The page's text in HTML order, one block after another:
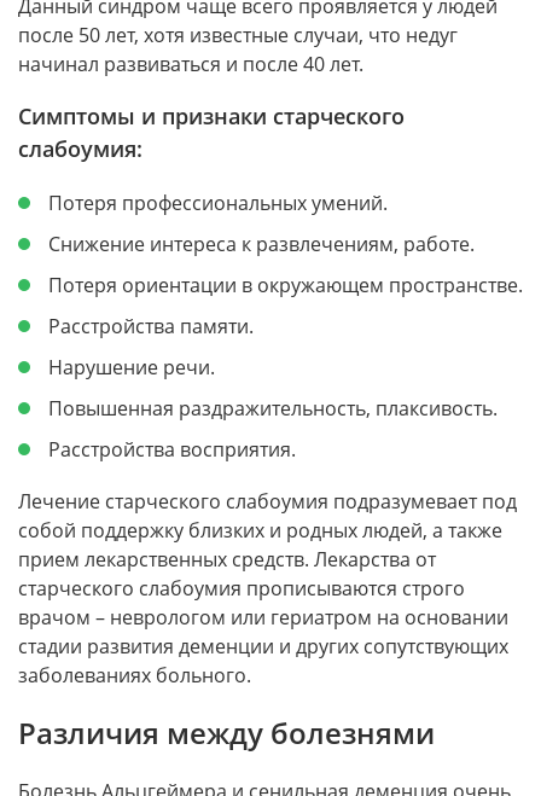
Данный синдром чаще всего проявляется у людей
после 50 лет, хотя известные случаи, что недуг
начинал развиваться и после 40 лет.
Симптомы и признаки старческого
слабоумия:
Потеря профессиональных умений.
Снижение интереса к развлечениям, работе.
Потеря ориентации в окружающем пространстве.
Расстройства памяти.
Нарушение речи.
Повышенная раздражительность, плаксивость.
Расстройства восприятия.
Лечение старческого слабоумия подразумевает под
собой поддержку близких и родных людей, а также
прием лекарственных средств. Лекарства от
старческого слабоумия прописываются строго
врачом – неврологом или гериатром на основании
стадии развития деменции и других сопутствующих
заболеваниях больного.
Различия между болезнями